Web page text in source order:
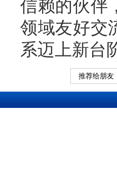
信赖的伙伴
领域友好交
系迈上新台
推荐给朋友